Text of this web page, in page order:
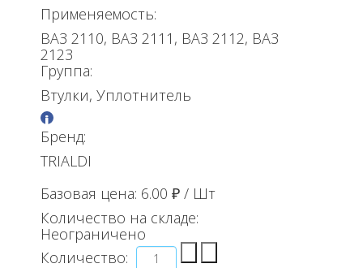
Применяемость:
ВАЗ 2110, ВАЗ 2111, ВАЗ 2112, ВАЗ
2123
Группа:
Втулки, Уплотнитель
Бренд:
TRIALDI
Базовая цена: 6.00 ₽ / Шт
Количество на складе:
Неограничено
Количество: